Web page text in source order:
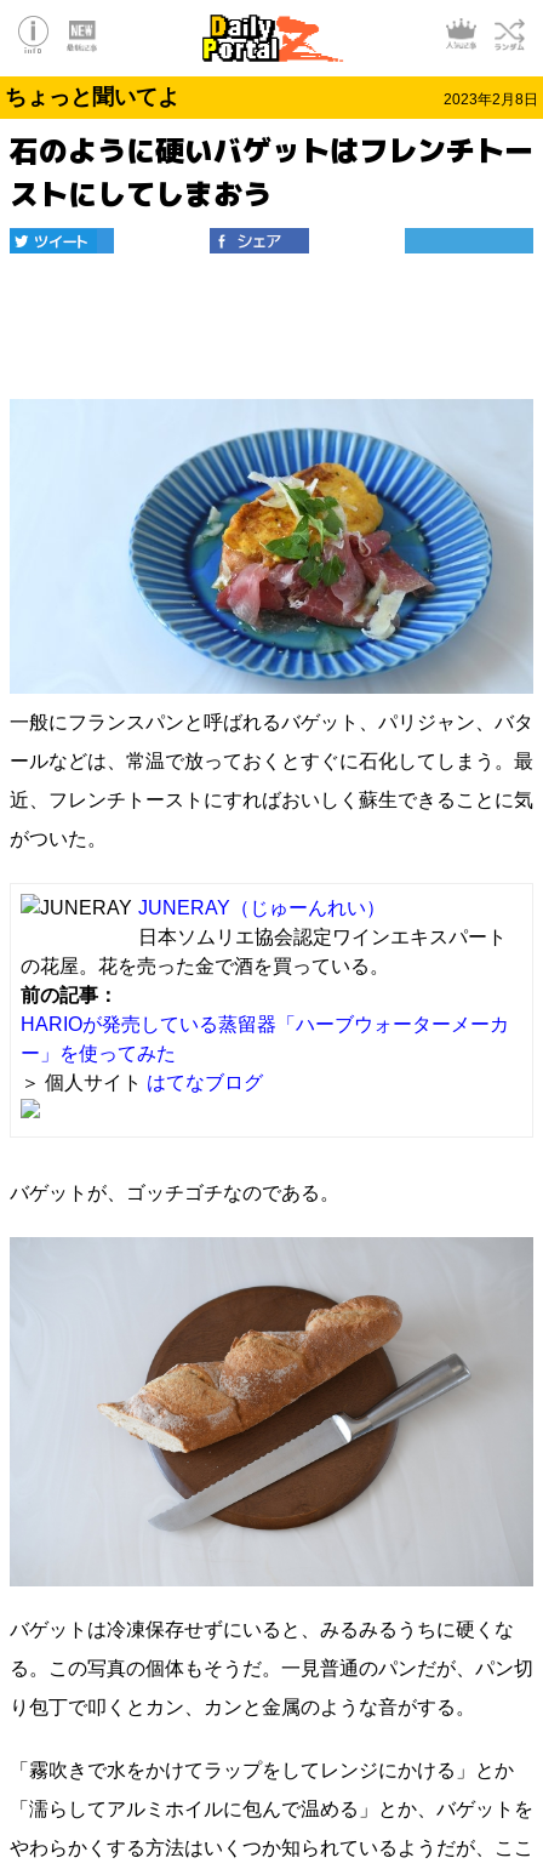
ちょっと聞いてよ 2023年2月8日
石のように硬いバゲットはフレンチトー
ストにしてしまおう
一般にフランスパンと呼ばれるバゲット、パリジャン、バタ
ールなどは、常温で放っておくとすぐに石化してしまう。最
近、フレンチトーストにすればおいしく蘇生できることに気
がついた。
JUNERAY （じゅーんれい）
日本ソムリエ協会認定ワインエキスパート
の花屋。花を売った金で酒を買っている。
前の記事：
HARIOが発売している蒸留器「ハーブウォーターメーカ
ー」を使ってみた
＞ 個人サイト はてなブログ
バゲットが、ゴッチゴチなのである。
バゲットは冷凍保存せずにいると、みるみるうちに硬くな
る。この写真の個体もそうだ。一見普通のパンだが、パン切
り包丁で叩くとカン、カンと金属のような音がする。
「霧吹きで水をかけてラップをしてレンジにかける」とか
「濡らしてアルミホイルに包んで温める」とか、バゲットを
やわらかくする方法はいくつか知られているようだが、ここ